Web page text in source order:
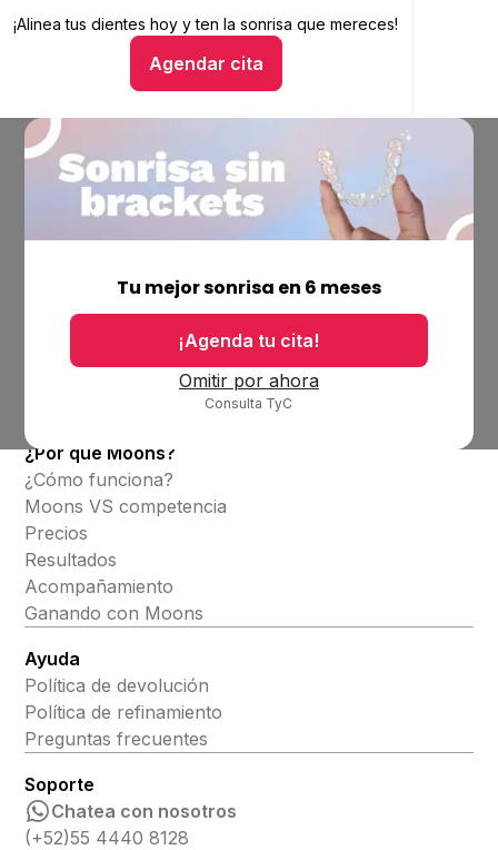
¡Alinea tus dientes hoy yten la sonrisa que mereces!
Agendar cita
Alinea tus dientes hoy y ten la sonrisa que mereces
Hablar con un asesor
Tu mejor sonrisa en 6 meses
¡Agenda tu cita!
Omitir por ahora
Consulta TyC
Ubicaciones
Bolsa de trabajo
¿Por qué Moons?
¿Cómo funciona?
Moons VS competencia
Precios
Resultados
Acompañamiento
Ganando con Moons
Ayuda
Política de devolución
Política de refinamiento
Preguntas frecuentes
Soporte
Chatea con nosotros
(+52)55 4440 8128